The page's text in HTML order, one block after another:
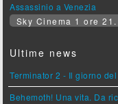
Assassinio a Venezia
Sky Cinema 1 ore
Ultime news
Terminator 2 - Il giorno
Behemoth! Una vita. Da